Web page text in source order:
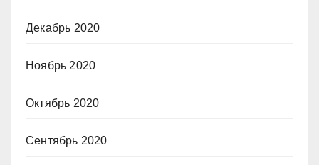
Декабрь 2020
Ноябрь 2020
Октябрь 2020
Сентябрь 2020